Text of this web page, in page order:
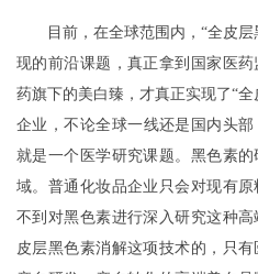
目前，在全球范围内， “全皮
现的前沿课题，真正拿到国家医
药旗下的美白臻，才真正实现了“
企业，不论全球一线还是国内头
就是一个医学研究课题。黑色素
域。普通化妆品企业只会对现有
不到对黑色素进行深入研究这种
皮层黑色素消解这项技术的，只